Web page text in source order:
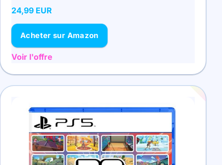
24,99 EUR
Acheter sur Amazon
Voir l'offre